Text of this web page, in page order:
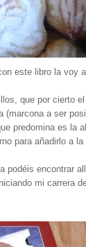
este libro la voy
que por cierto
(marcona a ser
predomina es la
para añadirlo a
podéis encontrar
mi carrera